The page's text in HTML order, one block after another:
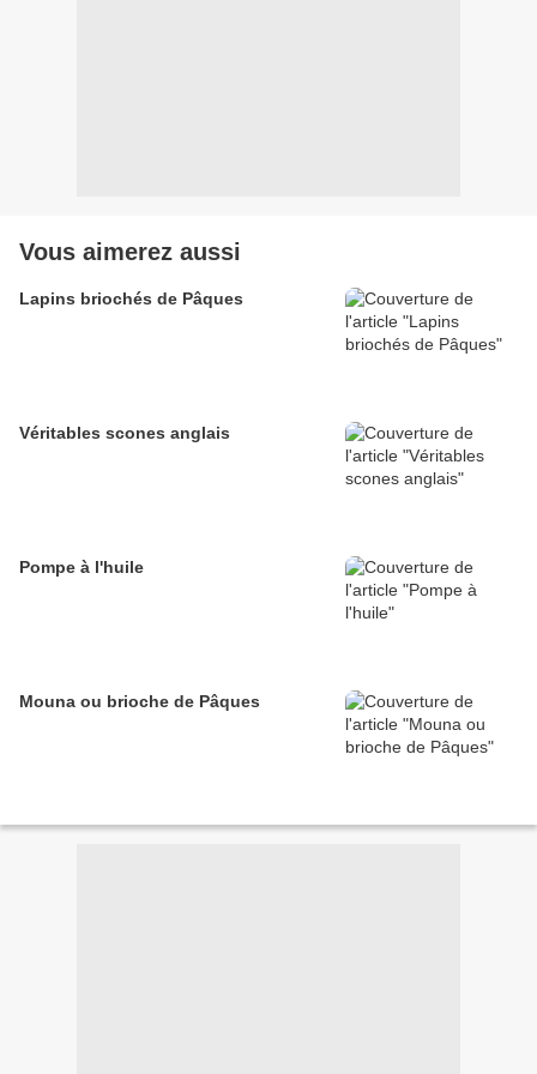
Vous aimerez aussi
Lapins briochés de Pâques
Véritables scones anglais
Pompe à l'huile
Mouna ou brioche de Pâques